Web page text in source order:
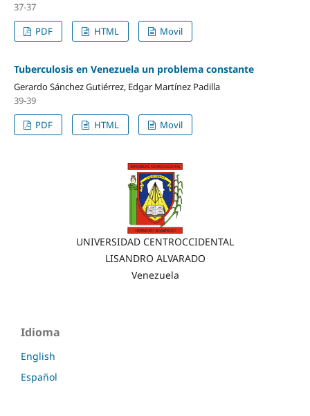
37-37
PDF
HTML Movil
Tuberculosis en Venezuela un problema constante
Gerardo Sánchez Gutiérrez, Edgar Martínez Padilla
39-39
PDF
HTML Movil
UNIVERSIDAD CENTROCCIDENTAL
LISANDRO ALVARADO
Venezuela
Idioma
English
Español